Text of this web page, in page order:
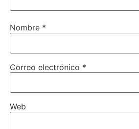
Nombre *
Correo electrónico *
Web